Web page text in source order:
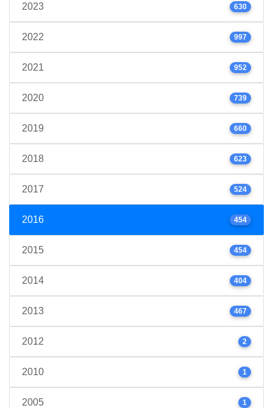
2023 630
2022 997
2021 952
2020 739
2019 660
2018 623
2017 524
2016 454
2015 454
2014 404
2013 467
2012 2
2010 1
2005 1